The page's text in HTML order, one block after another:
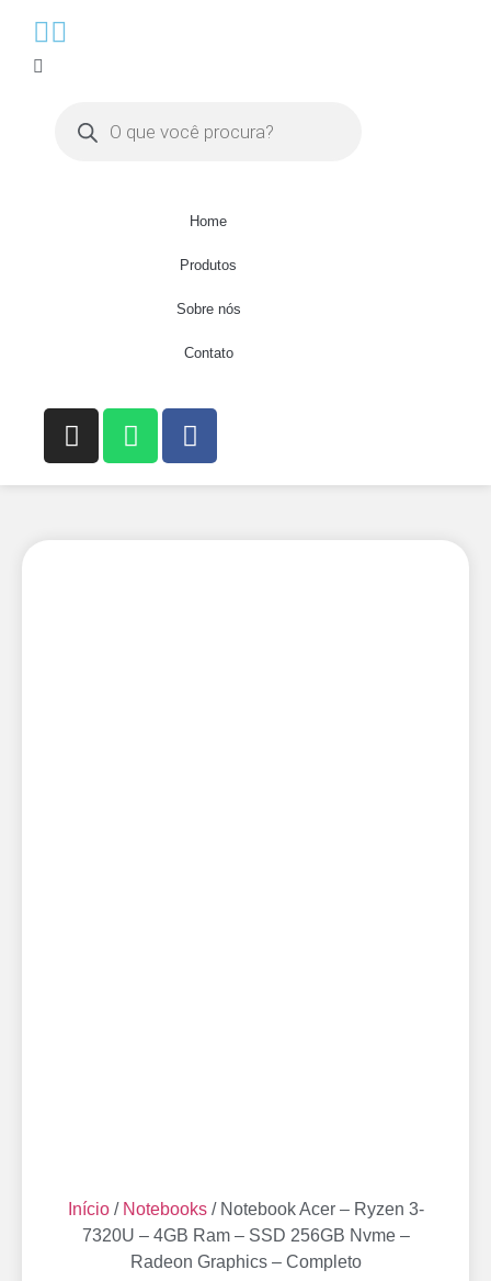
Home
Produtos
Sobre nós
Contato
Início/ Notebooks/ Notebook Acer – Ryzen 3-
7320U – 4GB Ram – SSD 256GB Nvme –
Radeon Graphics – Completo